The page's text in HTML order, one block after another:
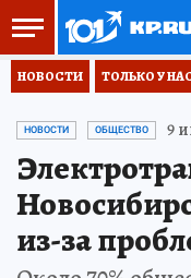
НОВОСТИ ТОЛЬКО У
НОВОСТИ ОБЩЕСТВО 9
из-за